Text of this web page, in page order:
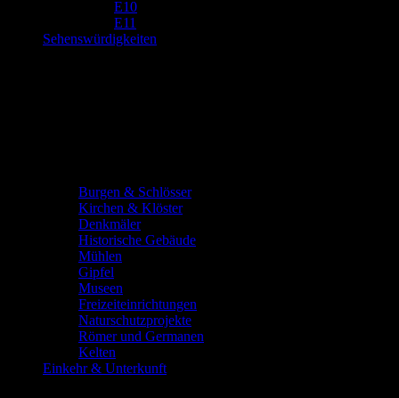
E10
E11
Sehenswürdigkeiten
Burgen & Schlösser
Kirchen & Klöster
Denkmäler
Historische Gebäude
Mühlen
Gipfel
Museen
Freizeiteinrichtungen
Naturschutzprojekte
Römer und Germanen
Kelten
Einkehr & Unterkunft